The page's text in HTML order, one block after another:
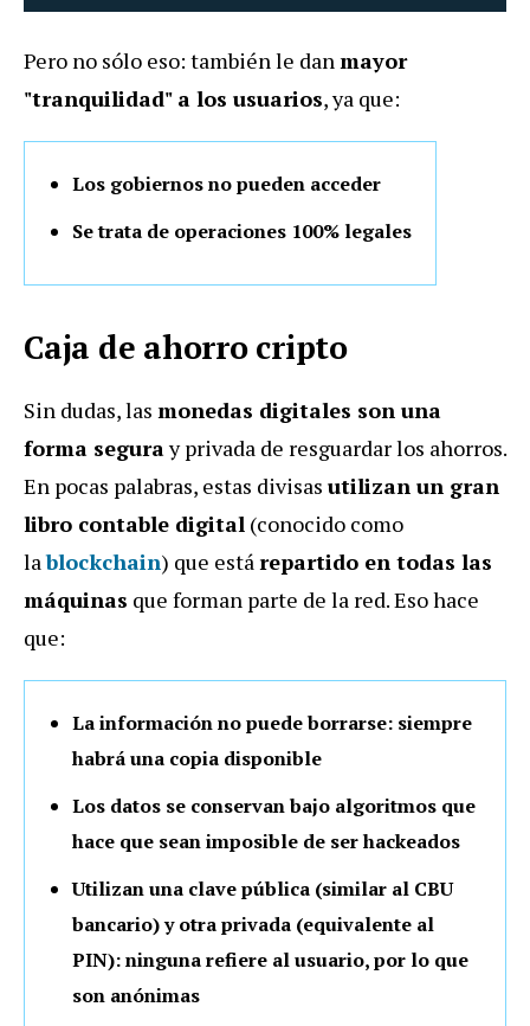
Pero no sólo eso: también le danmayor
"tranquilidad" a los usuarios, ya que:
Los gobiernos no pueden acceder
Se trata de operaciones 100% legales
Caja de ahorro cripto
Sin dudas, las monedas digitales son una
forma seguray privada de resguardar los ahorros.
En pocas palabras, estas divisas utilizan un gran
libro contable digital (conocido como
lablockchain) que estárepartido en todas las
máquinas que forman parte de la red. Eso hace
que:
La información no puede borrarse: siempre
habrá una copia disponible
Los datos se conservan bajo algoritmos que
hace que sean imposible de ser hackeados
Utilizan una clave pública (similar al CBU
bancario) y otra privada (equivalente al
PIN): ninguna refiere al usuario, por lo que
son anónimas